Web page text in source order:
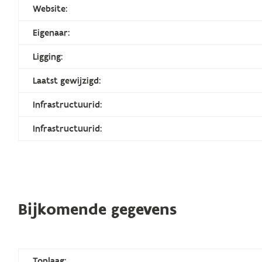
Website:
Eigenaar:
Ligging:
Laatst gewijzigd:
Infrastructuurid:
Infrastructuurid:
Bijkomende gegevens